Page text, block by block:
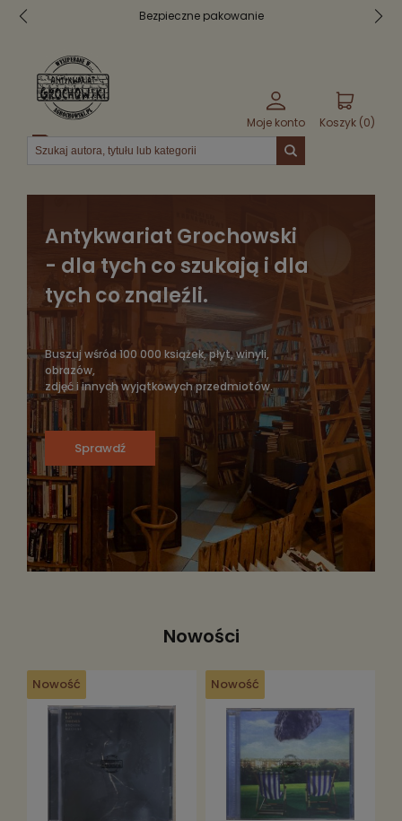
30 dni na zwrot
Moje konto Koszyk (0)
Menu
Antykwariat Grochowski
- dla tych co szukają i dla
tych co znaleźli.
Buszuj wśród 100 000 książek, płyt, winyli,
obrazów,
zdjęć i innych wyjątkowych przedmiotów.
Sprawdź
Nowości
Nowość Nowość